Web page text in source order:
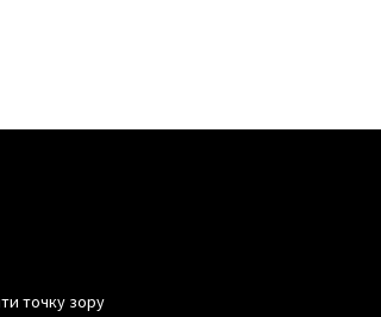
точку зору